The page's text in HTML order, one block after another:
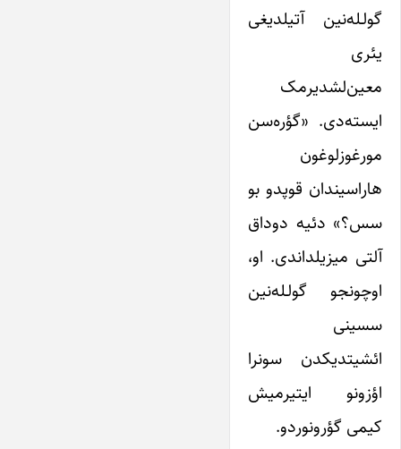
گولـله‌نین آتیلدیغی
یئری
معین‌لشدیرمک
ایسته‌دی. «گؤره‌سن
مورغوزلوغون
هاراسیندان قوپدو بو
سس؟» دئیه دوداق
آلتی میزیلداندی. او،
اوچونجو گولـله‌نین
سسینی
ائشیتدیکدن سونرا
اؤزونو ایتیرمیش
کیمی گؤرونوردو.